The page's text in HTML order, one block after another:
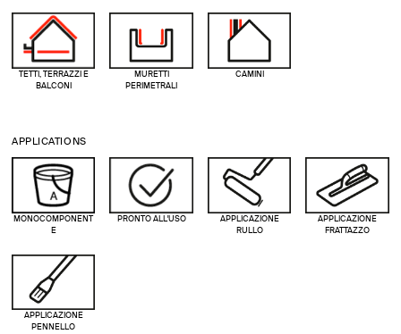
TETTI, TERRAZZI E
BALCONI
MURETTI
PERIMETRALI
CAMINI
APPLICATIONS
MONOCOMPONENT
E
PRONTO ALL'USO
APPLICAZIONE
RULLO
APPLICAZIONE
FRATTAZZO
APPLICAZIONE
PENNELLO